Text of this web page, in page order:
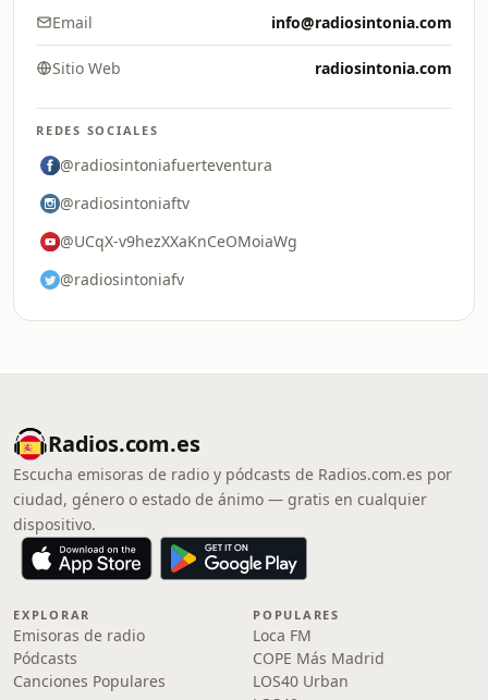
Email info@radiosintonia.com
Sitio Web radiosintonia.com
REDES SOCIALES
@radiosintoniafuerteventura
@radiosintoniaftv
@UCqX-v9hezXXaKnCeOMoiaWg
@radiosintoniafv
Radios.com.es
Escucha emisoras de radio y pódcasts de Radios.com.es por
ciudad, género o estado de ánimo — gratis en cualquier
dispositivo.
EXPLORAR
Emisoras de radio
Pódcasts
Canciones Populares
POPULARES
Loca FM
COPE Más Madrid
LOS40 Urban